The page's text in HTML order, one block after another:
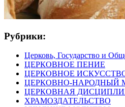
Рубрики:
Церковь, Государство и
ЦЕРКОВНОЕ ПЕНИЕ
ЦЕРКОВНОЕ
ЦЕРКОВНО-НАРОДНЫЙ
ЦЕРКОВНАЯ
ХРАМОЗДАТЕЛЬСТВО